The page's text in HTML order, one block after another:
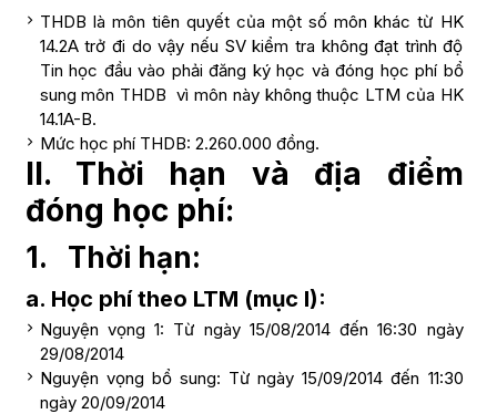
THDB là môn tiên quyết của một số môn khác từ HK
14.2A trở đi do vậy nếu SV kiểm tra không đạt trình độ
Tin học đầu vào phải đăng ký học và đóng học phí bổ
sung môn THDB vì môn này không thuộc LTM của HK
14.1A-B.
Mức học phí THDB: 2.260.000 đồng.
II. Thời hạn và địa điểm
đóng học phí:
1. Thời hạn:
a. Học phí theo LTM (mục I):
Nguyện vọng 1: Từ ngày 15/08/2014 đến 16:30 ngày
29/08/2014
Nguyện vọng bổ sung: Từ ngày 15/09/2014 đến 11:30
ngày 20/09/2014